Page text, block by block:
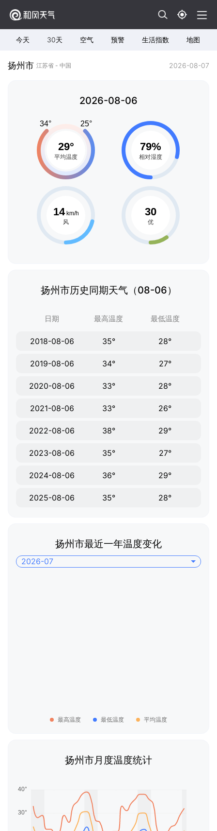
今天 30天 空气 预警 生活指数 地图
扬州市 江苏省 - 中国 2026-08-07
2026-08-06
扬州市历史同期天气（08-06）
日期 最高温度 最低温度
2018-08-06 35° 28°
2019-08-06 34° 27°
2020-08-06 33° 28°
2021-08-06 33° 26°
2022-08-06 38° 29°
2023-08-06 35° 27°
2024-08-06 36° 29°
2025-08-06 35° 28°
扬州市最近一年温度变化
2026-07
最高温度 最低温度 平均温度
扬州市月度温度统计